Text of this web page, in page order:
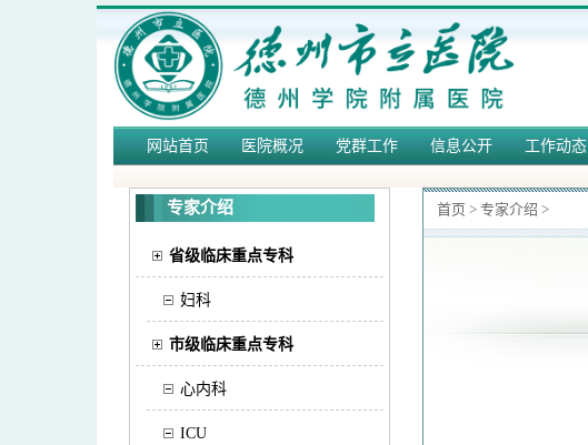
网站首页 医院概况 党群工作 信息公开 工作动态
专家介绍
省级临床重点专科
妇科
市级临床重点专科
心内科
ICU
首页 > 专家介绍 >